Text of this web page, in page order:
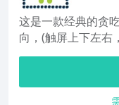
这是一款经典的贪
向，(触屏上下左右